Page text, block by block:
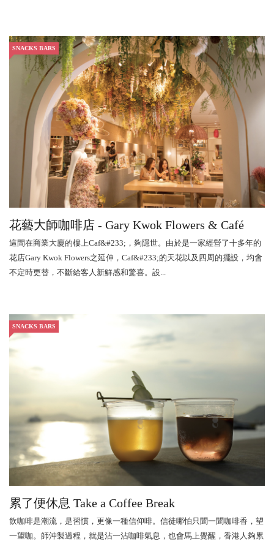
SNACKS BARS
花藝大師咖啡店 - Gary Kwok Flowers & Café
這間在商業大廈的樓上Caf&#233;，夠隱世。由於是一家經營了十多年的
花店Gary Kwok Flowers之延伸，Caf&#233;的天花以及四周的擺設，均會
不定時更替，不斷給客人新鮮感和驚喜。設...
SNACKS BARS
累了便休息 Take a Coffee Break
飲咖啡是潮流，是習慣，更像一種信仰啡。信徒哪怕只聞一聞咖啡香，望
一望咖。師沖製過程，就是沾一沾咖啡氣息，也會馬上覺醒，香港人夠累